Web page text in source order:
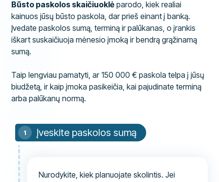
Būsto paskolos skaičiuoklė parodo, kiek realiai
kainuos jūsų būsto paskola, dar prieš einant į banką.
Įvedate paskolos sumą, terminą ir palūkanas, o įrankis
iškart suskaičiuoja mėnesio įmoką ir bendrą grąžinamą
sumą.
Taip lengviau pamatyti, ar 150 000 € paskola telpa į jūsų
biudžetą, ir kaip įmoka pasikeičia, kai pajudinate terminą
arba palūkanų normą.
Įveskite paskolos sumą
Nurodykite, kiek planuojate skolintis. Jei